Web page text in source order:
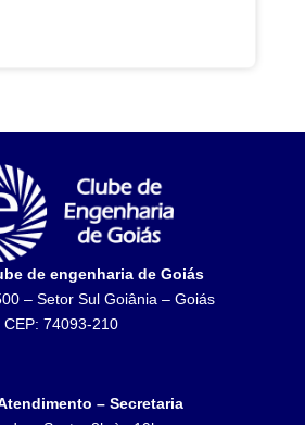
de engenharia de Goiás
– Setor Sul Goiânia – Goiás
CEP: 74093-210
– Secretaria